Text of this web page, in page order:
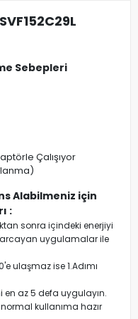
Sebepleri
Çalışıyor
Alabilmeniz için
:
sonra içindeki enerjiyi
uygulamalar ile
ulaşmaz ise 1.Adımı
az 5 defa uygulayın.
kullanıma hazır